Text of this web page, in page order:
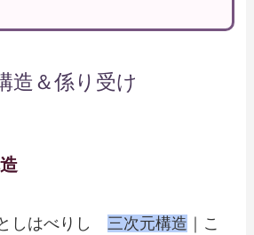
造＆係り受け
しはべりし三次元構造 ｜こ